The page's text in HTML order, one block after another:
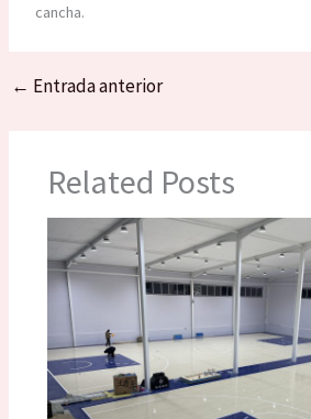
cancha.
← Entrada anterior
Related Posts